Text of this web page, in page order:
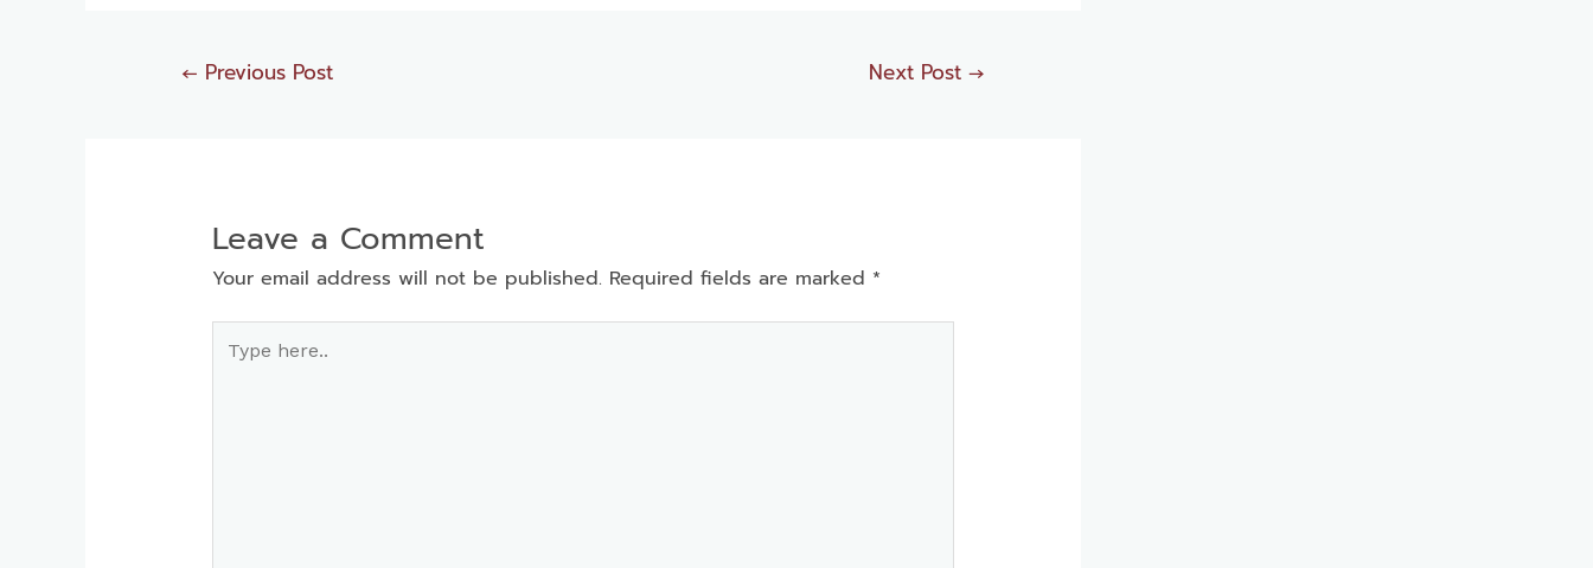
← Previous Post Next Post→
Leave a Comment
Your email address will not be published. Required fields are marked *
here..